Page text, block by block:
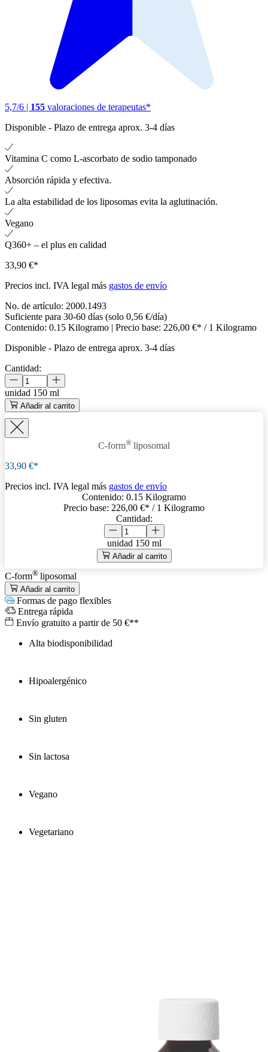
5,7/6 | 155 valoraciones de terapeutas*
Disponible - Plazo de entrega aprox. 3-4 días
Vitamina C como L-ascorbato de sodio tamponado
Absorción rápida y efectiva.
La alta estabilidad de los liposomas evita la aglutinación.
Vegano
Q360+ – el plus en calidad
33,90 €*
Precios incl. IVA legal más gastos de envío
No. de artículo: 2000.1493
Suficiente para 30-60 días (solo 0,56 €/día)
Contenido: 0.15 Kilogramo | Precio base: 226,00 €* / 1 Kilogramo
Disponible - Plazo de entrega aprox. 3-4 días
Cantidad:
unidad 150 ml
Añadir al carrito
C-form® liposomal
33,90 €*
Precios incl. IVA legal más gastos de envío
Contenido: 0.15 Kilogramo
Precio base: 226,00 €* / 1 Kilogramo
Cantidad:
unidad 150 ml
Añadir al carrito
C-form® liposomal
Añadir al carrito
Formas de pago flexibles
Entrega rápida
Envío gratuito a partir de 50 €**
Alta biodisponibilidad
Hipoalergénico
Sin gluten
Sin lactosa
Vegano
Vegetariano